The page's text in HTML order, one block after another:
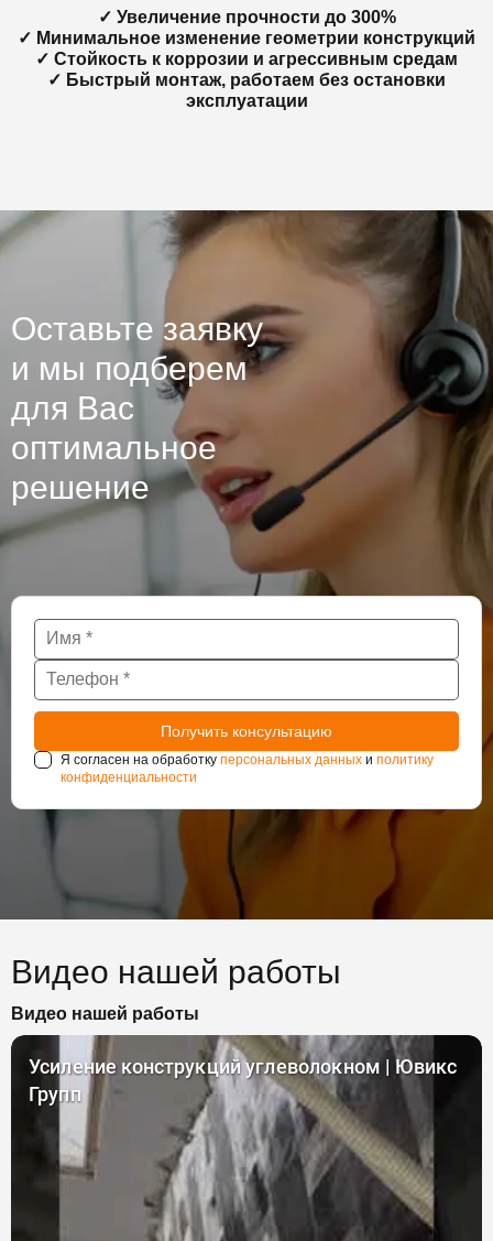
✓ Увеличение прочности до 300%
✓ Минимальное изменение геометрии конструкций
✓ Стойкость к коррозии и агрессивным средам
✓ Быстрый монтаж, работаем без остановки
эксплуатации
Оставьте заявку
и мы подберем
для Вас
оптимальное
решение
Я согласен на обработку персональных данных и политику
конфиденциальности
Видео нашей работы
Видео нашей работы